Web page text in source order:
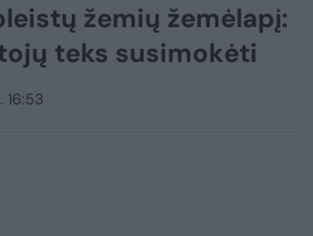
žemių žemėlapį:
teks susimokėti